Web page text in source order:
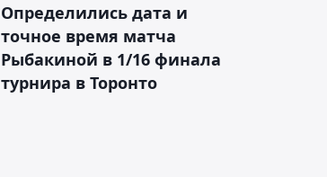
Определились дата и
точное время матча
Рыбакиной в 1/16 финала
турнира в Торонто